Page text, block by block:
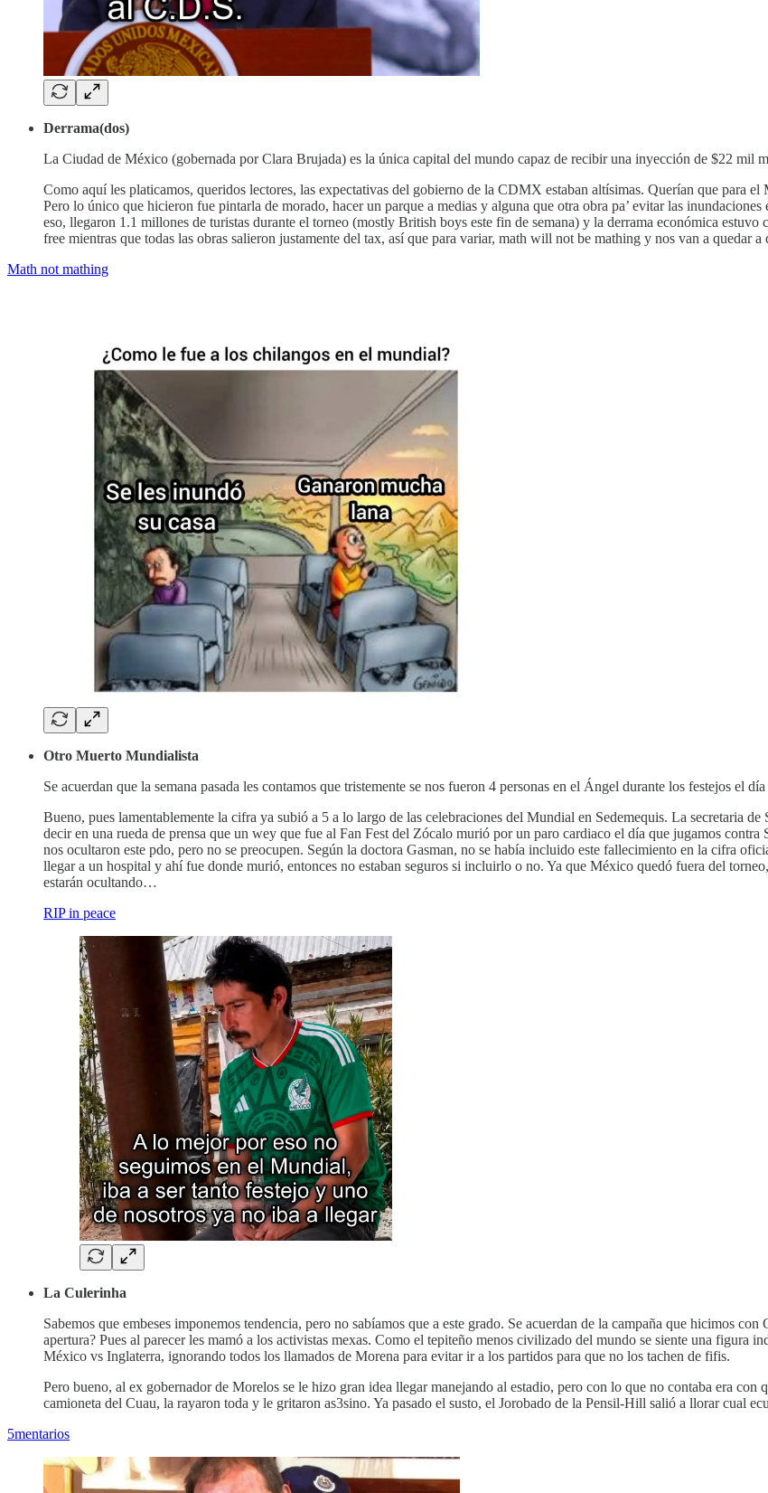
Derrama(dos)
La Ciudad de México (gobernada por Clara Brujada) es la única capital del mundo capaz de recibir una inyección de $22 mil
Como aquí les platicamos, queridos lectores, las expectativas del gobierno de la CDMX estaban altísimas. Querían que para
Pero lo único que hicieron fue pintarla de morado, hacer un parque a medias y alguna que otra obra pa’ evitar las
eso, llegaron 1.1 millones de turistas durante el torneo (mostly British boys este fin de semana) y la derrama económica
free mientras que todas las obras salieron justamente del tax, así que para variar, math will not be mathing y nos van a quedar a
Math not mathing
Otro Muerto Mundialista
Se acuerdan que la semana pasada les contamos que tristemente se nos fueron 4 personas en el Ángel durante los festejos el
Bueno, pues lamentablemente la cifra ya subió a 5 a lo largo de las celebraciones del Mundial en Sedemequis. La secretaria
decir en una rueda de prensa que un wey que fue al Fan Fest del Zócalo murió por un paro cardiaco el día que jugamos
nos ocultaron este pdo, pero no se preocupen. Según la doctora Gasman, no se había incluido este fallecimiento en la cifra
llegar a un hospital y ahí fue donde murió, entonces no estaban seguros si incluirlo o no. Ya que México quedó fuera del
estarán ocultando…
RIP in peace
La Culerinha
Sabemos que embeses imponemos tendencia, pero no sabíamos que a este grado. Se acuerdan de la campaña que hicimos
apertura? Pues al parecer les mamó a los activistas mexas. Como el tepiteño menos civilizado del mundo se siente una figura
México vs Inglaterra, ignorando todos los llamados de Morena para evitar ir a los partidos para que no los tachen de fifis.
Pero bueno, al ex gobernador de Morelos se le hizo gran idea llegar manejando al estadio, pero con lo que no contaba era
camioneta del Cuau, la rayaron toda y le gritaron as3sino. Ya pasado el susto, el Jorobado de la Pensil-Hill salió a llorar cual
5mentarios